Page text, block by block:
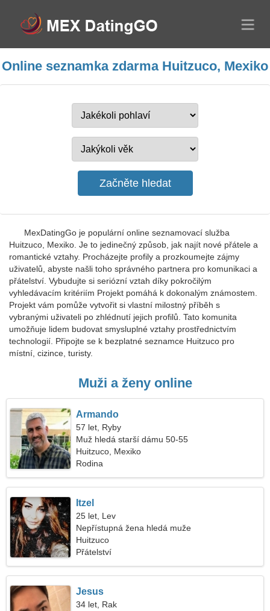
Online seznamka zdarma Huitzuco, Mexiko
MexDatingGo je populární online seznamovací služba
Huitzuco, Mexiko. Je to jedinečný způsob, jak najít nové přátele a
romantické vztahy. Procházejte profily a prozkoumejte zájmy
uživatelů, abyste našli toho správného partnera pro komunikaci a
přátelství. Vybudujte si seriózní vztah díky pokročilým
vyhledávacím kritériím Projekt pomáhá k dokonalým známostem.
Projekt vám pomůže vytvořit si vlastní milostný příběh s
vybranými uživateli po zhlédnutí jejich profilů. Tato komunita
umožňuje lidem budovat smysluplné vztahy prostřednictvím
technologií. Připojte se k bezplatné seznamce Huitzuco pro
místní, cizince, turisty.
Muži a ženy online
Armando
57 let, Ryby
Muž hledá starší dámu 50-55
Huitzuco, Mexiko
Rodina
Itzel
25 let, Lev
Nepřístupná žena hledá muže
Huitzuco
Přátelství
Jesus
34 let, Rak